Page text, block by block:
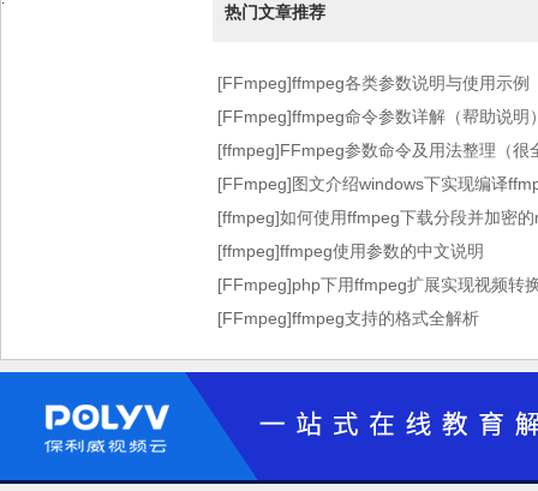
热门文章推荐
[FFmpeg]ffmpeg各类参数说明与使用示例
[FFmpeg]ffmpeg命令参数详解（帮助说明
[ffmpeg]FFmpeg参数命令及用法整理（很
[FFmpeg]图文介绍windows下实现编译
[ffmpeg]如何使用ffmpeg下载分段并加密
[ffmpeg]ffmpeg使用参数的中文说明
[FFmpeg]php下用ffmpeg扩展实现视频转
[FFmpeg]ffmpeg支持的格式全解析